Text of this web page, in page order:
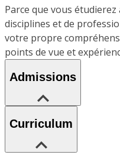
Parce que vous
disciplines et de
votre propre
points de vue et
Admissions
Curriculum